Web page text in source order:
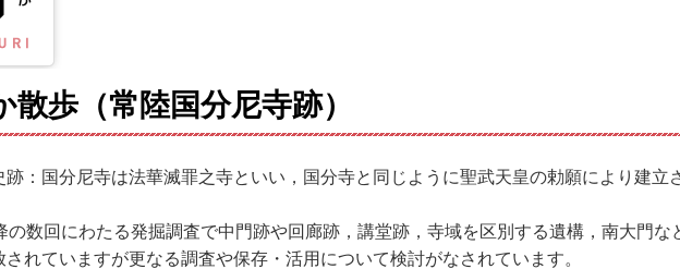
散歩（常陸国分尼寺跡）
跡：国分尼寺は法華滅罪之寺といい，国分寺と同じように聖武天皇の勅願により建立
の数回にわたる発掘調査で中門跡や回廊跡，講堂跡，寺域を区別する遺構，南大門
されていますが更なる調査や保存・活用について検討がなされています。